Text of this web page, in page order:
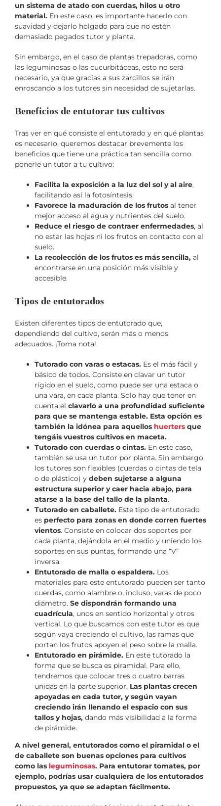
un sistema de atado con cuerdas, hilos u otro
material. En este caso, es importante hacerlo con
suavidad y dejarlo holgado para que no estén
demasiado pegados tutor y planta.
Sin embargo, en el caso de plantas trepadoras, como
las leguminosas o las cucurbitáceas, esto no será
necesario, ya que gracias a sus zarcillos se irán
enroscando a los tutores sin necesidad de sujetarlas.
Beneficios de entutorar tus cultivos
Tras ver en qué consiste el entutorado y en qué plantas
es necesario, queremos destacar brevemente los
beneficios que tiene una práctica tan sencilla como
ponerle un tutor a tu cultivo:
Facilita la exposición a la luz del sol y al aire,
facilitando así la fotosíntesis.
Favorece la maduración de los frutos al tener
mejor acceso al agua y nutrientes del suelo.
Reduce el riesgo de contraer enfermedades, al
no estar las hojas ni los frutos en contacto con el
suelo.
La recolección de los frutos es más sencilla, al
encontrarse en una posición más visible y
accesible.
Tipos de entutorados
Existen diferentes tipos de entutorado que,
dependiendo del cultivo, serán más o menos
adecuados. ¡Toma nota!
Tutorado con varas o estacas. Es el más fácil y
básico de todos. Consiste en clavar un tutor
rígido en el suelo, como puede ser una estaca o
una vara, en cada planta. Solo hay que tener en
cuenta el clavarlo a una profundidad suficiente
para que se mantenga estable. Esta opción es
también la idónea para aquellos huerters que
tengáis vuestros cultivos en maceta.
Tutorado con cuerdas o cintas. En este caso,
también se usa un tutor por planta. Sin embargo,
los tutores son flexibles (cuerdas o cintas de tela
o de plástico) y deben sujetarse a alguna
estructura superior y caer hacia abajo, para
atarse a la base del tallo de la planta.
Tutorado en caballete. Este tipo de entutorado
es perfecto para zonas en donde corren fuertes
vientos. Consiste en colocar dos soportes por
cada planta, dejándola en el medio y uniendo los
soportes en sus puntas, formando una “V”
inversa.
Entutorado de malla o espaldera. Los
materiales para este entutorado pueden ser tanto
cuerdas, como alambre o, incluso, varas de poco
diámetro. Se dispondrán formando una
cuadrícula, unos en sentido horizontal y otros
vertical. Lo que buscamos con este tutor es que
según vaya creciendo el cultivo, las ramas que
portan los frutos apoyen el peso sobre la malla.
Entutorado en pirámide. En este tutorado la
forma que se busca es piramidal. Para ello,
tendremos que colocar tres o cuatro barras
unidas en la parte superior. Las plantas crecen
apoyadas en cada tutor, y según vayan
creciendo irán llenando el espacio con sus
tallos y hojas, dando más visibilidad a la forma
de pirámide.
A nivel general, entutorados como el piramidal o el
de caballete son buenas opciones para cultivos
como las leguminosas. Para entutorar tomates, por
ejemplo, podrías usar cualquiera de los entutorados
propuestos, ya que se adaptan fácilmente.